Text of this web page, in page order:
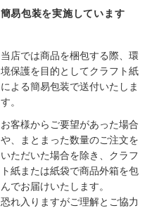
簡易包装を実施しています
当店では商品を梱包する際、環
境保護を目的としてクラフト紙
による簡易包装で送付いたしま
す。
お客様からご要望があった場合
や、まとまった数量のご注文を
いただいた場合を除き、クラフ
ト紙または紙袋で商品外箱を包
んでお届けいたします。
恐れ入りますがご理解とご協力